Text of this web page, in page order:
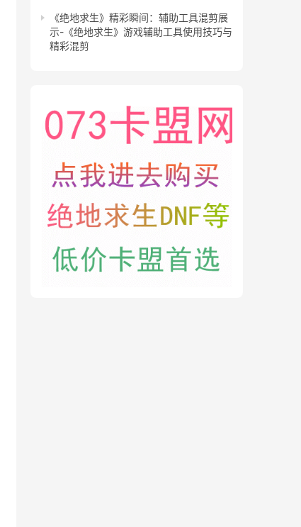
《绝地求生》精彩瞬间：辅助工具混剪展
示-《绝地求生》游戏辅助工具使用技巧与
精彩混剪